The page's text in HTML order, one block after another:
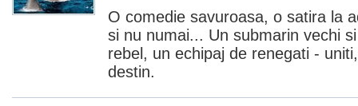
O comedie savuroasa, o satira la
si nu numai... Un submarin vechi
rebel, un echipaj de renegati -
destin.